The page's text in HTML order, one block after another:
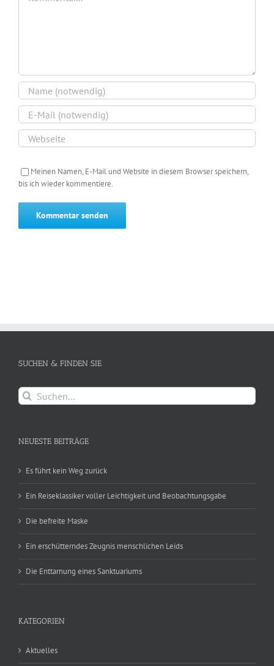
Meinen Namen, E-Mail und Website in diesem Browser speichern,
bis ich wieder kommentiere.
SUCHEN & FINDEN SIE
Suche
nach:
NEUESTE BEITRÄGE
Es führt kein Weg zurück
Ein Reiseklassiker voller Leichtigkeit und Beobachtungsgabe
Die befreite Maske
Ein erschütterndes Zeugnis menschlichen Leids
Die Enttarnung eines Sanktuariums
KATEGORIEN
Aktuelles